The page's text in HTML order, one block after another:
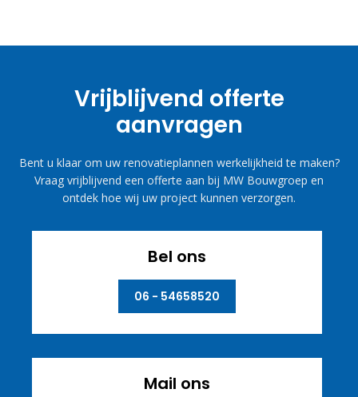
Vrijblijvend offerte
aanvragen
Bent u klaar om uw renovatieplannen werkelijkheid te maken?
Vraag vrijblijvend een offerte aan bij MW Bouwgroep en
ontdek hoe wij uw project kunnen verzorgen.
Bel ons
06 - 54658520
Mail ons